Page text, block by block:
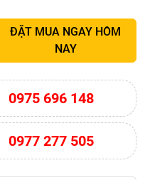
ĐẶT MUA NGAY HÔM
NAY
0975 696 148
0977 277 505